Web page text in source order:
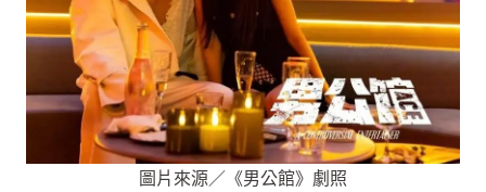
圖片來源／《男公館》劇照